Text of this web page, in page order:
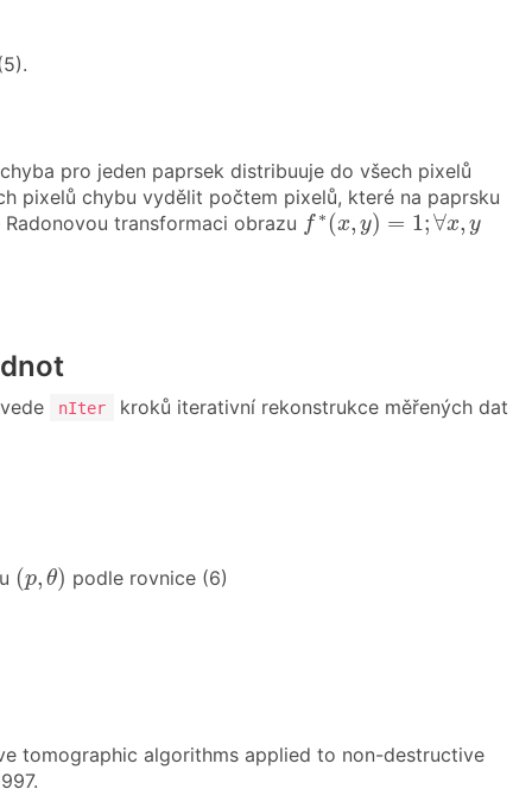
pro jeden paprsek distribuuje do všech pixelů
pixelů chybu vydělit počtem pixelů, které na paprsku
transformaci obrazu f ∗ (x, y) = 1;∀x, y
f∗(x,y)=1 ;∀x,y
nIter kroků iterativní rekonstrukce měřených dat
(p, θ)
(p θ) podle rovnice (6)
tomographic algorithms applied to non-destructive